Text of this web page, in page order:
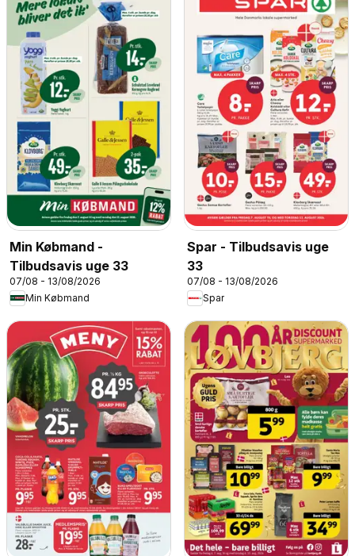
Min Købmand -
Tilbudsavis uge 33
07/08 - 13/08/2026
Min Købmand
Spar - Tilbudsavis uge
33
07/08 - 13/08/2026
Spar